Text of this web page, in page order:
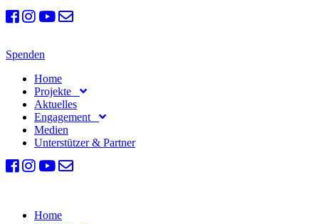
Spenden
Home
Projekte
Aktuelles
Engagement
Medien
Unterstützer & Partner
Home